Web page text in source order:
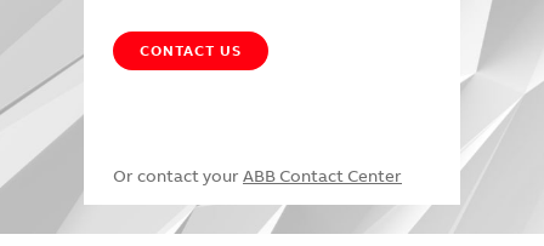
CONTACT US
Or contact your ABB Contact Center